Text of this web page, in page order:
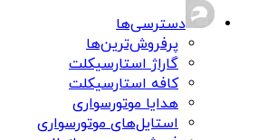
دسترسی‌ها
پرفروش‌ترین‌ها
گاراژ استارسیکلت
کافه استارسیکلت
هدایا موتورسواری
استایل‌های موتورسواری